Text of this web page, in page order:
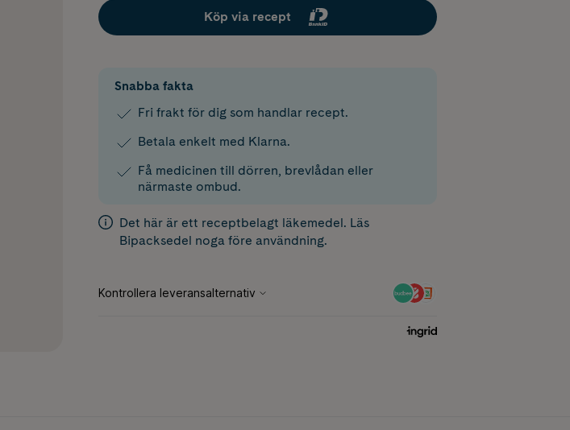
Köp via recept
Snabba fakta
Fri frakt för dig som handlar recept.
Betala enkelt med Klarna.
Få medicinen till dörren, brevlådan eller
närmaste ombud.
Det här är ett receptbelagt läkemedel. Läs
Bipacksedel noga före användning.